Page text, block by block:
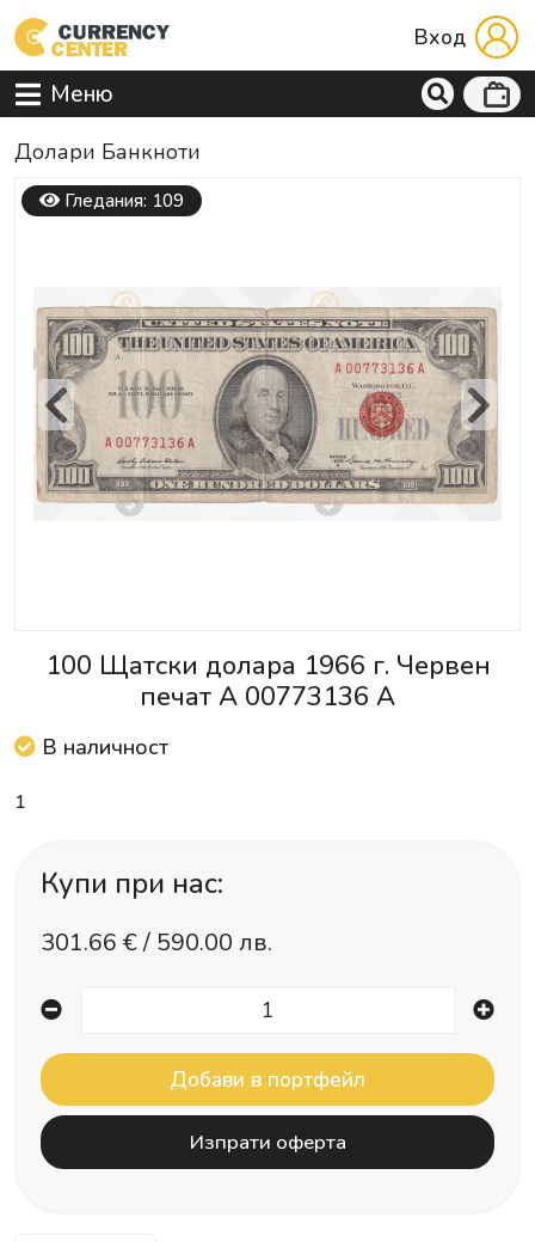
Вход
Меню
Долари Банкноти
Гледания: 109
Previous Next
100 Щатски долара 1966 г. Червен
печат A 00773136 А
В наличност
1
Купи при нас:
301.66 € / 590.00 лв.
Изпрати оферта